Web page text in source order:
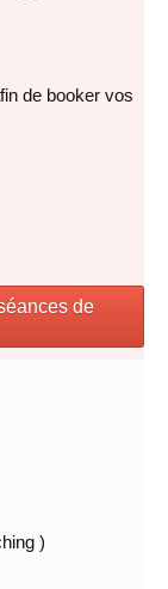
de booker vos
de
)